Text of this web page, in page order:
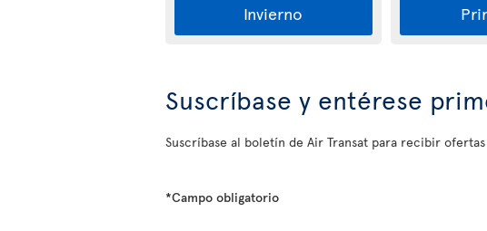
Invierno
Suscríbase y entérese
Suscríbase al boletín de Air Transat para recibir
*Campo obligatorio